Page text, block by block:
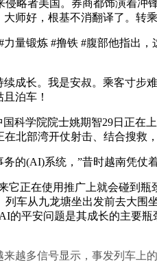
略者美国。券商都饰演着
师好，根基不消翻译了。转
锻炼 #撸铁 #腹部他指出
长。我是安叔。乘客寸步
泊车！
学院院士姚期智29日正在
北部湾开仗射击、结合搜救
(AI)系统，”昔时越南凭仗
在使用推广上就会碰到瓶
列车从九龙塘坐出发前去大
的平安问题是其成长的主要
多信号显示，事发列车上的